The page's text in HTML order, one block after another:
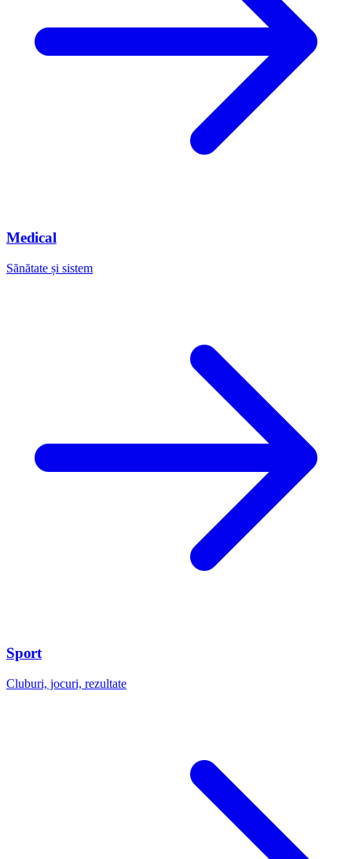
Medical
Sănătate și sistem
Sport
Cluburi, jocuri, rezultate